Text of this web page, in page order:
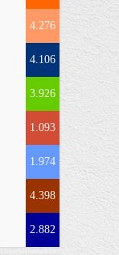
4.276
4.106
3.926
1.093
1.974
4.398
2.882